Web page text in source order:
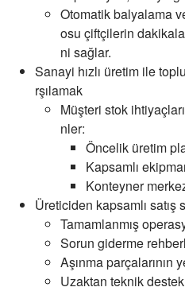
Otomatik balyalama
osu çiftçilerin
ni sağlar.
Sanayi hızlı üretim ile
rşılamak
Müşteri stok
nler:
Öncelik üretim
Kapsamlı
Konteyner
Üreticiden kapsamlı satış
Tamamlanmış
Sorun giderme
Aşınma parçalarının
Uzaktan teknik destek